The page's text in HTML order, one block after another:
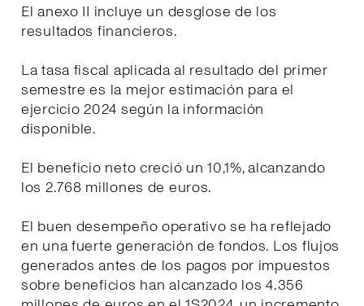
El anexo II incluye un desglose de los
resultados financieros.
La tasa fiscal aplicada al resultado del primer
semestre es la mejor estimación para el
ejercicio 2024 según la información
disponible.
El beneficio neto creció un 10,1%, alcanzando
los 2.768 millones de euros.
El buen desempeño operativo se ha reflejado
en una fuerte generación de fondos. Los flujos
generados antes de los pagos por impuestos
sobre beneficios han alcanzado los 4.356